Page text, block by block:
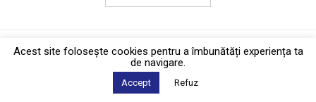
Politica de confidențialitate·Contact
2026 © Biziday
Acest site foloseşte cookies pentru a îmbunătăți experiența ta
de navigare.
Accept Refuz